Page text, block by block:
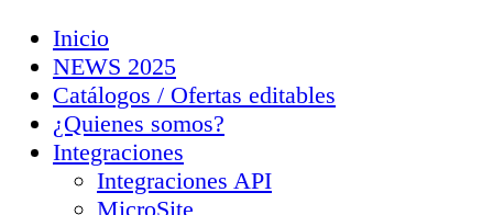
Inicio
NEWS 2025
Catálogos / Ofertas editables
¿Quienes somos?
Integraciones
Integraciones API
MicroSite